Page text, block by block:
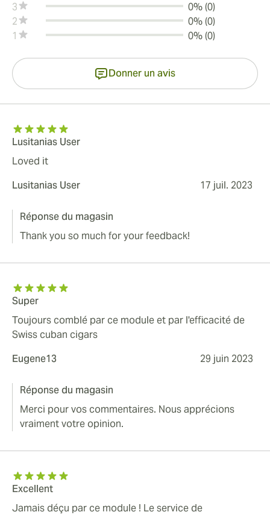
3
0% (0)
2
0% (0)
1
0% (0)
Donner un avis
Lusitanias User
Loved it
Lusitanias User
17 juil. 2023
Réponse du magasin
Thank you so much for your feedback!
Super
Toujours comblé par ce module et par l'efficacité de
Swiss cuban cigars
Eugene13
29 juin 2023
Réponse du magasin
Merci pour vos commentaires. Nous apprécions
vraiment votre opinion.
Excellent
Jamais déçu par ce module ! Le service de